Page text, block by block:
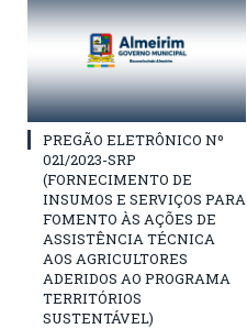
PREGÃO ELETRÔNICO Nº
021/2023-SRP
(FORNECIMENTO DE
INSUMOS E SERVIÇOS PARA
FOMENTO ÀS AÇÕES DE
ASSISTÊNCIA TÉCNICA
AOS AGRICULTORES
ADERIDOS AO PROGRAMA
TERRITÓRIOS
SUSTENTÁVEL)